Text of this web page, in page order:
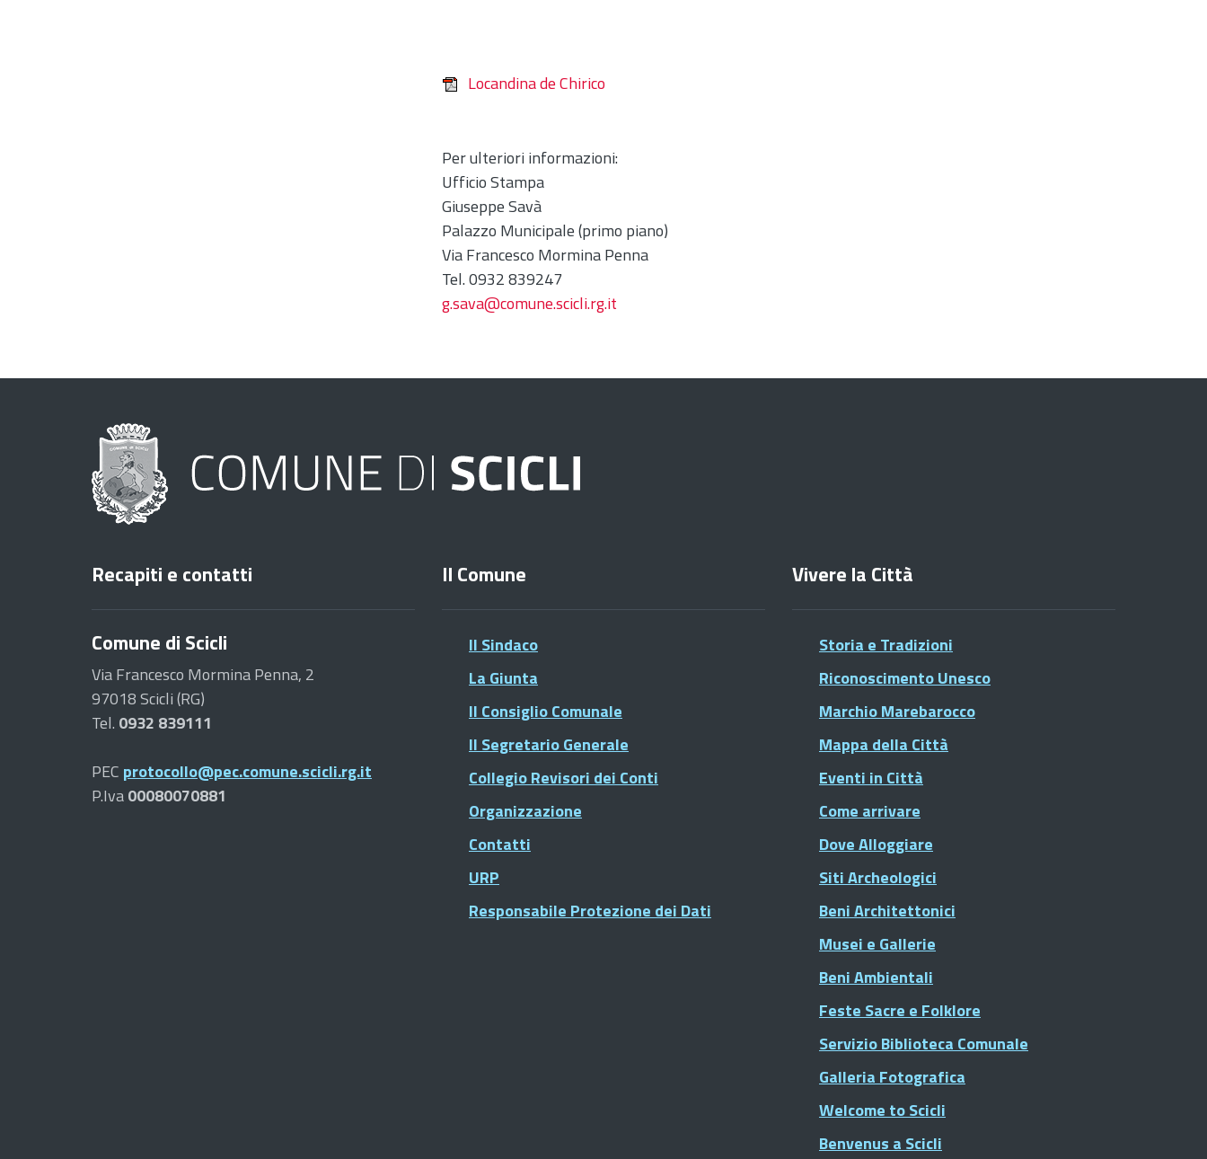
Locandina de Chirico
Per ulteriori informazioni:
Ufficio Stampa
Giuseppe Savà
Palazzo Municipale (primo piano)
Via Francesco Mormina Penna
Tel. 0932 839247
g.sava@comune.scicli.rg.it
Recapiti e contatti
Comune di Scicli
Via Francesco Mormina Penna, 2
97018 Scicli (RG)
Tel. 0932 839111
PEC protocollo@pec.comune.scicli.rg.it
P.Iva00080070881
Il Comune
Il Sindaco
La Giunta
Il Consiglio Comunale
Il Segretario Generale
Collegio Revisori dei Conti
Organizzazione
Contatti
URP
Responsabile Protezione dei Dati
Vivere la Città
Storia e Tradizioni
Riconoscimento Unesco
Marchio Marebarocco
Mappa della Città
Eventi in Città
Come arrivare
Dove Alloggiare
Siti Archeologici
Beni Architettonici
Musei e Gallerie
Beni Ambientali
Feste Sacre e Folklore
Servizio Biblioteca Comunale
Galleria Fotografica
Welcome to Scicli
Benvenus a Scicli